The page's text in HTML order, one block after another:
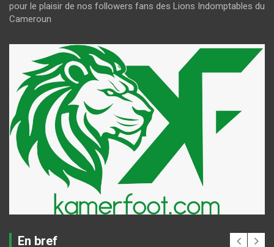
pour le plaisir de nos followers fans des Lions Indomptables du
Cameroun
En bref